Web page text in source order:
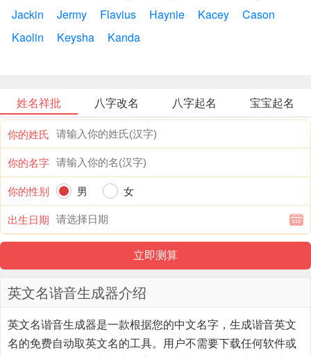
Jackin
Jermy Flavius Haynie Kacey
Cason
Kaolin
Keysha Kanda
姓名祥批 八字改名 八字起名 宝宝起名
你的姓氏
你的名字
你的性别
男
女
出生日期
英文名谐音生成器介绍
英文名谐音生成器是一款根据您的中文名字，生成谐音英文
名的免费自动取英文名的工具。用户不需要下载任何软件或